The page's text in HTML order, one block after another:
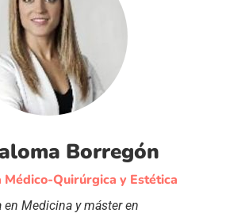
Borregón
Quirúrgica y Estética
en Medicina y máster en